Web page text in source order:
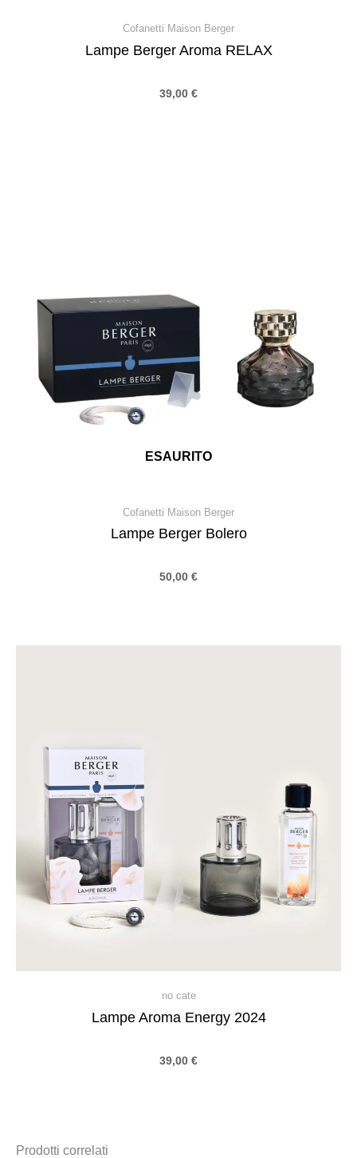
Cofanetti Maison Berger
Lampe Berger Aroma RELAX
39,00 €
ESAURITO
Cofanetti Maison Berger
Lampe Berger Bolero
50,00 €
no cate
Lampe Aroma Energy 2024
39,00 €
Prodotti correlati